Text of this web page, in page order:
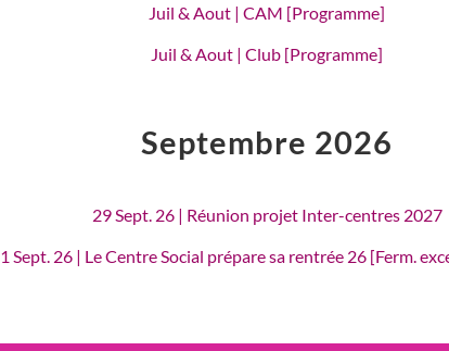
Juil & Aout | CAM [Programme]
Juil & Aout | Club [Programme]
Septembre 2026
29 Sept. 26 | Réunion projet Inter-centres 2027
1 Sept. 26 | Le Centre Social prépare sa rentrée 26 [Ferm.